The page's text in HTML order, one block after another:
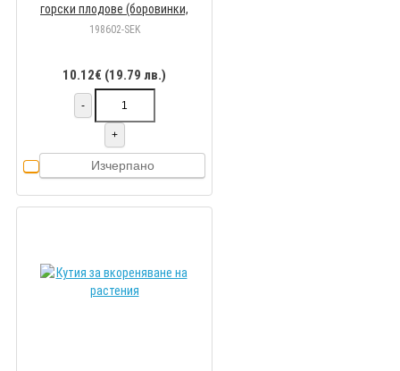
горски плодове (боровинки,
малини, къпини и други)
198602-SEK
10.12€ (19.79 лв.)
-
+
Изчерпано